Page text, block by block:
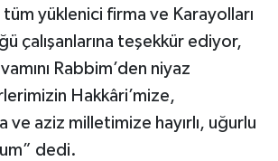
yüklenici firma ve Karayolları
çalışanlarına teşekkür ediyor,
Rabbim’den niyaz
Hakkâri’mize,
ve aziz milletimize hayırlı, uğurlu
dedi.